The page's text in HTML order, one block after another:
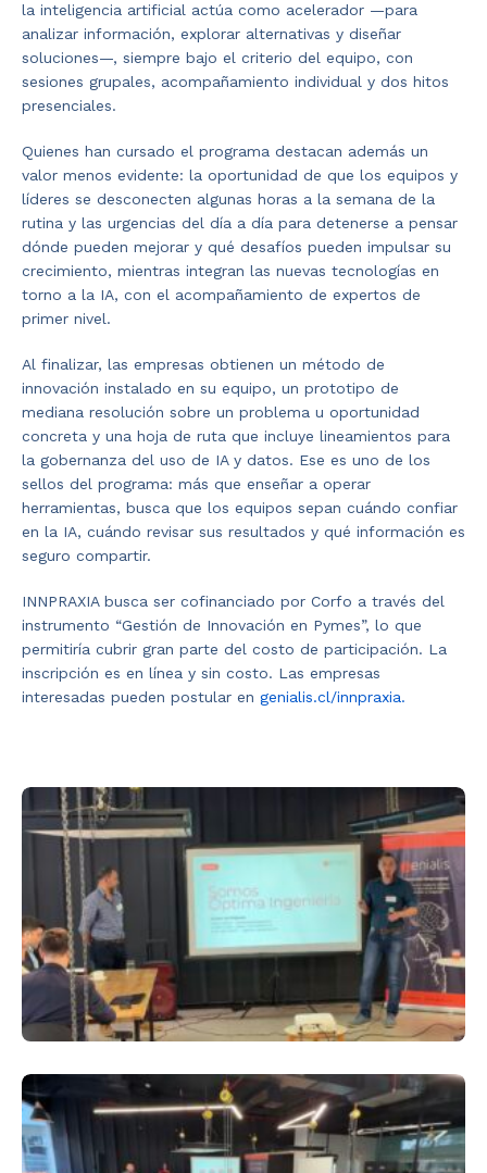
la inteligencia artificial actúa como acelerador —para
analizar información, explorar alternativas y diseñar
soluciones—, siempre bajo el criterio del equipo, con
sesiones grupales, acompañamiento individual y dos hitos
presenciales.
Quienes han cursado el programa destacan además un
valor menos evidente: la oportunidad de que los equipos y
líderes se desconecten algunas horas a la semana de la
rutina y las urgencias del día a día para detenerse a pensar
dónde pueden mejorar y qué desafíos pueden impulsar su
crecimiento, mientras integran las nuevas tecnologías en
torno a la IA, con el acompañamiento de expertos de
primer nivel.
Al finalizar, las empresas obtienen un método de
innovación instalado en su equipo, un prototipo de
mediana resolución sobre un problema u oportunidad
concreta y una hoja de ruta que incluye lineamientos para
la gobernanza del uso de IA y datos. Ese es uno de los
sellos del programa: más que enseñar a operar
herramientas, busca que los equipos sepan cuándo confiar
en la IA, cuándo revisar sus resultados y qué información es
seguro compartir.
INNPRAXIA busca ser cofinanciado por Corfo a través del
instrumento “Gestión de Innovación en Pymes”, lo que
permitiría cubrir gran parte del costo de participación. La
inscripción es en línea y sin costo. Las empresas
interesadas pueden postular en genialis.cl/innpraxia.